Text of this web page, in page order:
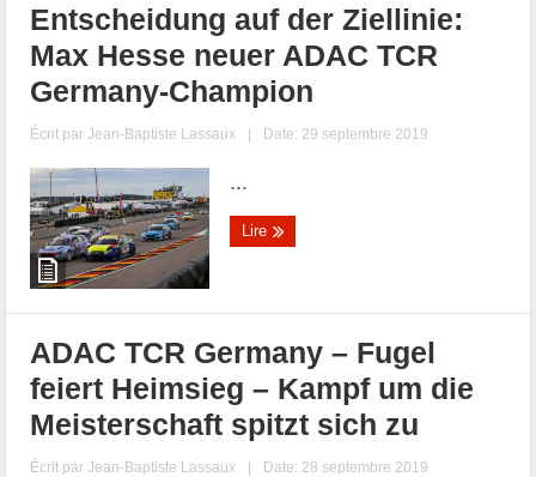
Entscheidung auf der Ziellinie:
Max Hesse neuer ADAC TCR
Germany-Champion
Écrit parJean-Baptiste Lassaux | Date: 29 septembre 2019
...
Lire
ADAC TCR Germany – Fugel
feiert Heimsieg – Kampf um die
Meisterschaft spitzt sich zu
Écrit parJean-Baptiste Lassaux | Date: 28 septembre 2019